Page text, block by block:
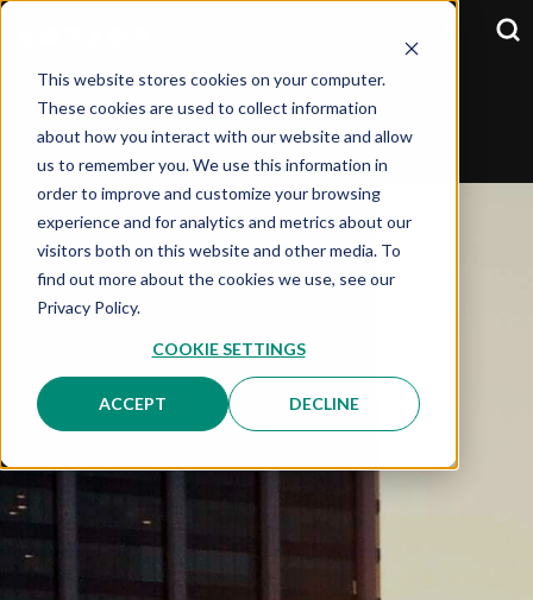
This website stores cookies on your computer.
These cookies are used to collect information
about how you interact with our website and allow
us to remember you. We use this information in
order to improve and customize your browsing
experience and for analytics and metrics about our
visitors both on this website and other media. To
find out more about the cookies we use, see our
Privacy Policy.
COOKIE SETTINGS
ACCEPT DECLINE
SELECCIONA TU PAIS:OPCIÓN